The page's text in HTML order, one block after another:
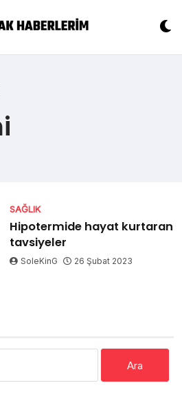
SAĞLIK
Hipotermide hayat kurtaran
tavsiyeler
SoleKinG 26 Şubat 2023